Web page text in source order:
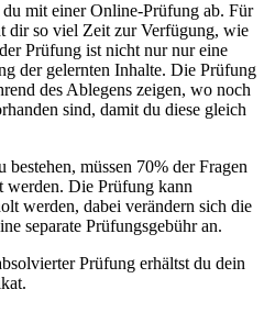
mit einer Online-Prüfung ab. Für
dir so viel Zeit zur Verfügung, wie
Prüfung ist nicht nur nur eine
der gelernten Inhalte. Die Prüfung
des Ablegens zeigen, wo noch
sind, damit du diese gleich
müssen 70% der Fragen
werden. Die Prüfung kann
werden, dabei verändern sich die
separate Prüfungsgebühr an.
Prüfung erhältst du dein